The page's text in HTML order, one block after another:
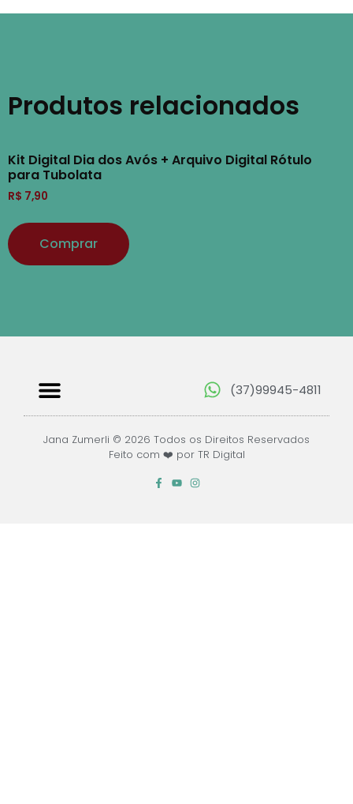
Produtos relacionados
Kit Digital Dia dos Avós + Arquivo Digital Rótulo
para Tubolata
R$ 7,90
Comprar
(37)99945-4811
Jana Zumerli © 2026 Todos os Direitos Reservados
Feito com ❤️ por TR Digital